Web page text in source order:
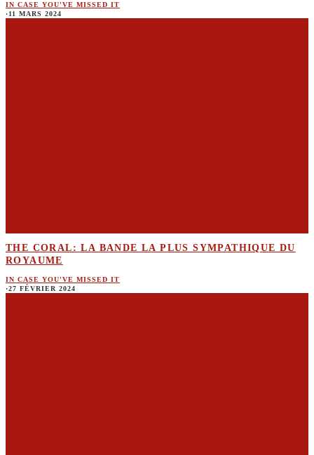
IN CASE YOU'VE MISSED IT
·11 MARS 2024
THE CORAL: LA BANDE LA PLUS SYMPATHIQUE DU
ROYAUME
IN CASE YOU'VE MISSED IT
·27 FÉVRIER 2024